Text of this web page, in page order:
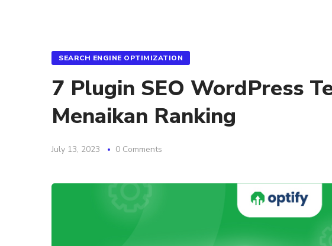
SEARCH ENGINE OPTIMIZATION
7 Plugin SEO WordPress
Menaikan Ranking
July 13, 2023 0 Comments